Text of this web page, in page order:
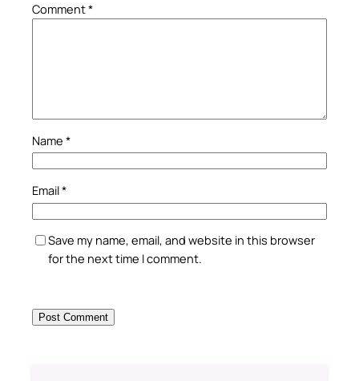
Comment*
Name *
Email*
Save my name, email, and website in this browser
for the next time I comment.